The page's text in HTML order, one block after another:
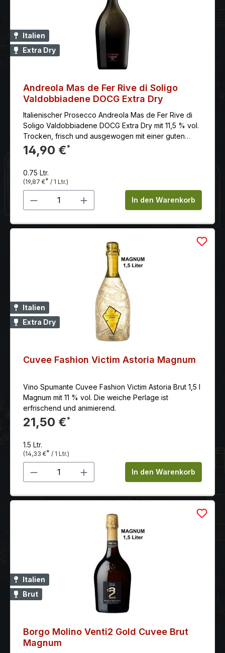
Italien
Extra Dry
Andreola Mas de Fer Rive di Soligo
Valdobbiadene DOCG Extra Dry
Italienischer Prosecco Andreola Mas de Fer Rive di
Soligo Valdobbiadene DOCG Extra Dry mit 11,5 % vol.
Trocken, frisch und ausgewogen mit einer guten
Länge.
14,90 €*
0.75 Ltr.
(19,87 €* / 1 Ltr.)
Produkt Anzahl: Gib denIn den Warenkorb
Italien
Extra Dry
Cuvee Fashion Victim Astoria Magnum
Vino Spumante Cuvee Fashion Victim Astoria Brut 1,5 l
Magnum mit 11 % vol. Die weiche Perlage ist
erfrischend und animierend.
21,50 €*
1.5 Ltr.
(14,33 €* / 1 Ltr.)
Produkt Anzahl: Gib denIn den Warenkorb
Italien
Brut
Borgo Molino Venti2 Gold Cuvee Brut
Magnum